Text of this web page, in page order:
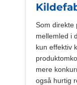
Som direkte
mellemled i
kun effektiv
mere
også hurtig